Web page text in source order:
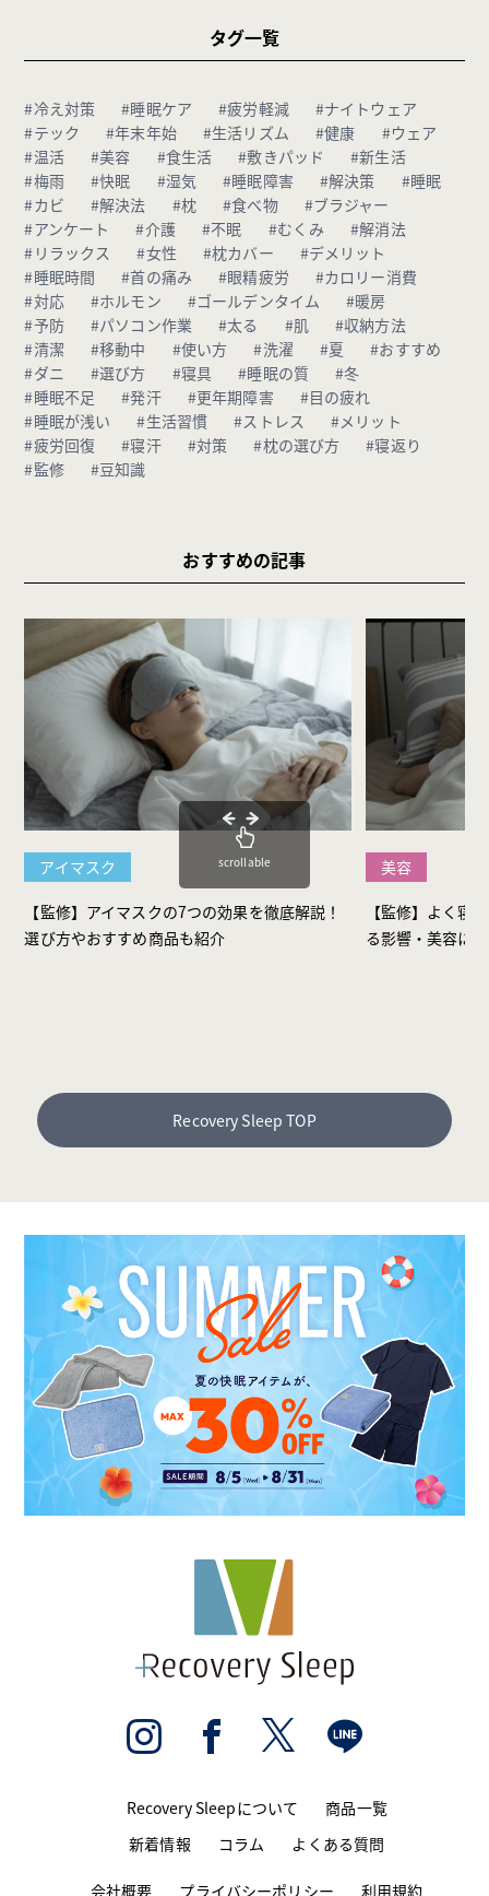
タグ一覧
#冷え対策 #睡眠ケア #疲労軽減
#ナイトウェア
#テック
#年末年始 #生活リズム #健康
#ウェア
#温活
#美容 #食生活 #敷きパッド
#新生活
#梅雨
#快眠 #湿気 #睡眠障害 #解決策
#睡眠
#カビ
#解決法 #枕 #食べ物
#ブラジャー
#アンケート
#介護 #不眠 #むくみ
#解消法
#リラックス
#女性 #枕カバー
#デメリット
#睡眠時間
#首の痛み #眼精疲労
#カロリー消費
#対応
#ホルモン #ゴールデンタイム
#暖房
#予防
#パソコン作業 #太る #肌
#収納方法
#清潔
#移動中 #使い方 #洗濯 #夏
#おすすめ
#ダニ
#選び方 #寝具 #睡眠の質
#冬
#睡眠不足
#発汗 #更年期障害
#目の疲れ
#睡眠が浅い
#生活習慣 #ストレス
#メリット
#疲労回復
#寝汗 #対策 #枕の選び方
#寝返り
#監修
#豆知識
おすすめの記事
アイマスク
【監修】アイマスクの7つの効果を徹底解説！
選び方やおすすめ商品も紹介
美容
【監修】よく寝
る影響・美容に
scrollable
Recovery Sleep TOP
Recovery Sleepについて
商品一覧
新着情報
コラム よくある質問
会社概要 プライバシーポリシー 利用規約